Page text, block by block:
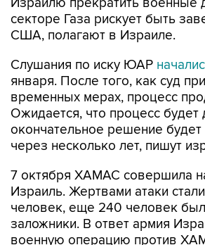
секторе Газа рискует быть
США, полагают в Израиле.
Слушания по иску ЮАР
января. После того, как суд
временных мерах, процесс
Ожидается, что процесс будет
окончательное решение
через несколько лет, пишут
7 октября ХАМАС совершила
Израиль. Жертвами атаки
человек, еще 240 человек
заложники. В ответ армия
военную операцию против